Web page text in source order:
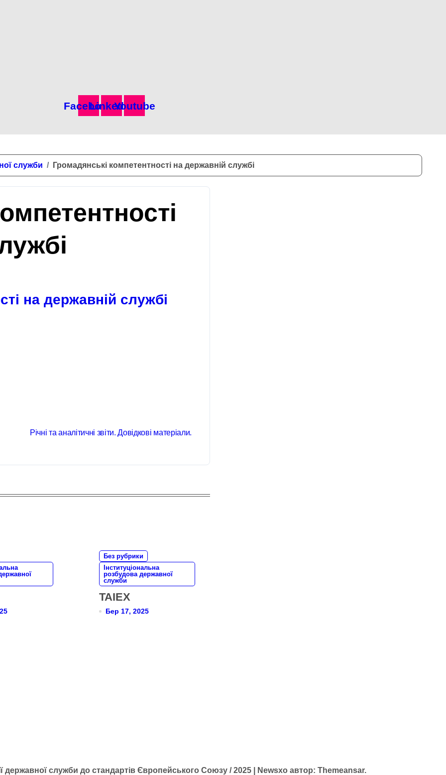
Facebook
LinkedinYoutube
служби Громадянські компетентності на державній службі
на державній службі
Річні та аналітичні звіти. Довідкові матеріали.
Без рубрики
Інституціональна
розбудова державної
служби
TAIEX
Бер 17, 2025
державної служби до стандартів Європейського Союзу / 2025 Newsxoавтор: Themeansar.